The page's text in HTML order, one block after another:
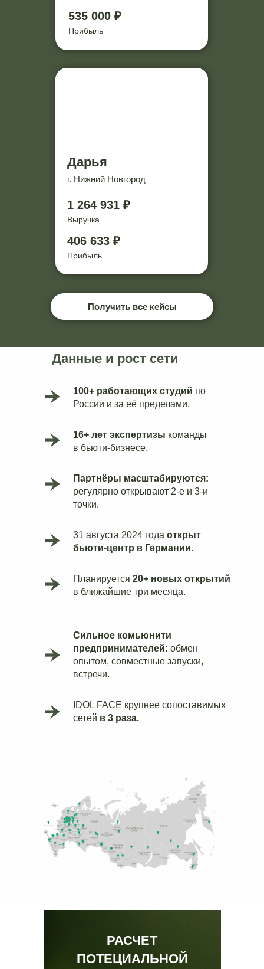
Дарья
г. Нижний Новгород
Получить все кейсы
535 000 ₽
Прибыль
1 264 931 ₽
Выручка
406 633 ₽
Прибыль
Данные и рост сети
100+ работающих студий по
России и за её пределами.
16+ лет экспертизы команды
в бьюти‑бизнесе.
Партнёры масштабируются:
регулярно открывают 2‑е и 3‑и
точки.
31 августа 2024 года открыт
бьюти‑центр в Германии.
Планируется 20+ новых открытий
в ближайшие три месяца.
Сильное комьюнити
предпринимателей: обмен
опытом, совместные запуски,
встречи.
IDOL FACE крупнее сопоставимых
сетей в 3 раза.
РАСЧЕТ
ПОТЕЦИАЛЬНОЙ